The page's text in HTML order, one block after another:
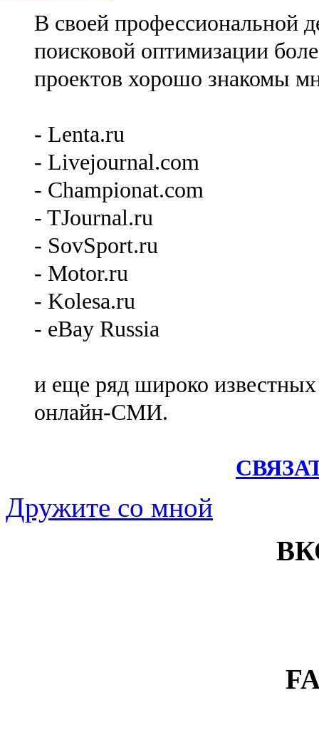
В своей профессиональной
поисковой оптимизации
проектов хорошо знакомы
- Lenta.ru
- Livejournal.com
- Championat.com
- TJournal.ru
- SovSport.ru
- Motor.ru
- Kolesa.ru
- eBay Russia
и еще ряд широко
онлайн-СМИ.
Дружите со мной